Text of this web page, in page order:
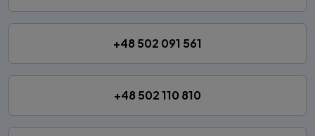
+48 502 091 561
+48 502 110 810